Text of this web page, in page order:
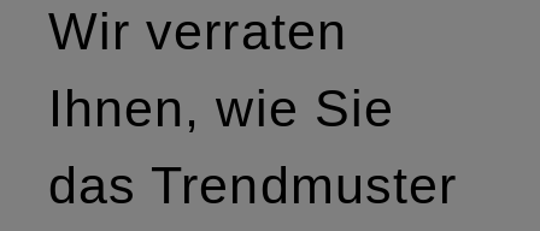
Wir verraten
Ihnen, wie Sie
das Trendmuster